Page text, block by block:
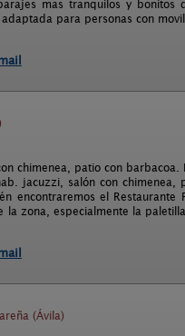
mas tranquilos y bonitos
para personas con
chimenea, patio con
jacuzzi, salón con chimenea,
encontraremos el Restaurante
zona, especialmente la
(Ávila)